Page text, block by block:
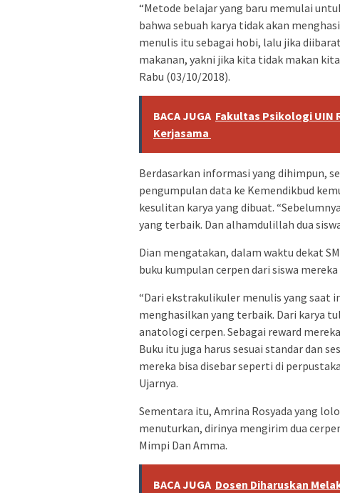
“Metode belajar yang baru memulai
bahwa sebuah karya tidak akan
menulis itu sebagai hobi, lalu jika
makanan, yakni jika kita tidak makan
Rabu (03/10/2018).
BACA JUGA Fakultas Psikologi UIN
Kerjasama
Berdasarkan informasi yang dihimpun,
pengumpulan data ke Kemendikbud
kesulitan karya yang dibuat.
yang terbaik. Dan alhamdulillah dua
Dian mengatakan, dalam waktu dekat
buku kumpulan cerpen dari siswa
“Dari ekstrakulikuler menulis yang saat
menghasilkan yang terbaik. Dari karya
anatologi cerpen. Sebagai reward
Buku itu juga harus sesuai standar dan
mereka bisa disebar seperti di
Ujarnya.
Sementara itu, Amrina Rosyada yang
menuturkan, dirinya mengirim dua
Mimpi Dan Amma.
BACA JUGA Dosen Diharuskan